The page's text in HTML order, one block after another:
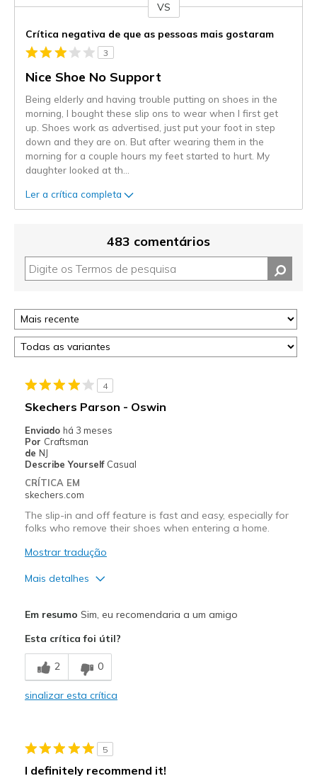
VS
Crítica negativa de que as pessoas mais gostaram
3
Nice Shoe No Support
Being elderly and having trouble putting on shoes in the
morning, I bought these slip ons to wear when I first get
up. Shoes work as advertised, just put your foot in step
down and they are on. But after wearing them in the
morning for a couple hours my feet started to hurt. My
daughter looked at th
Ler a crítica completa
483 comentários
4
Skechers Parson - Oswin
Enviado há 3 meses
Por Craftsman
de NJ
Describe Yourself Casual
CRÍTICA EM
skechers.com
The slip-in and off feature is fast and easy, especially for
folks who remove their shoes when entering a home.
Mostrar tradução
Mais detalhes
Durable
Contras
Sole color needs to be darker
Casual Wear
Em resumo Sim, eu recomendaria a um amigo
Esta crítica foi útil?
2 0
sinalizar esta crítica
5
I definitely recommend it!